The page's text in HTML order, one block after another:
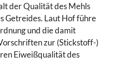
der Qualität des Mehls
Getreides. Laut Hof führe
und die damit
zur (Stickstoff-)
Eiweißqualität des